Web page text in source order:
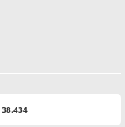
38.434